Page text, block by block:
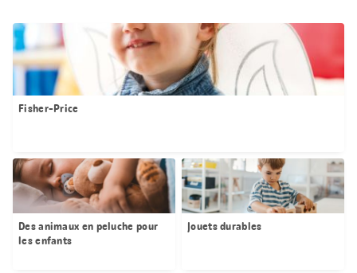
Fisher-Price
Des animaux en peluche pour
les enfants
Jouets durables